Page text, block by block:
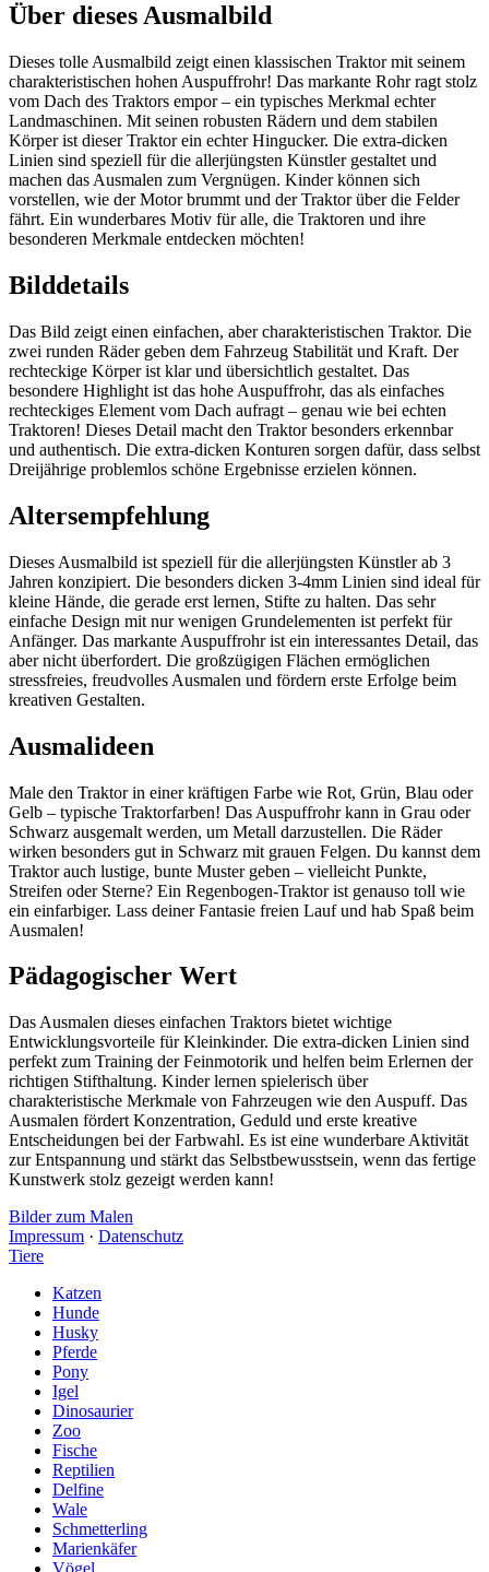
Über dieses Ausmalbild
Dieses tolle Ausmalbild zeigt einen klassischen Traktor mit seinem
charakteristischen hohen Auspuffrohr! Das markante Rohr ragt stolz
vom Dach des Traktors empor – ein typisches Merkmal echter
Landmaschinen. Mit seinen robusten Rädern und dem stabilen
Körper ist dieser Traktor ein echter Hingucker. Die extra-dicken
Linien sind speziell für die allerjüngsten Künstler gestaltet und
machen das Ausmalen zum Vergnügen. Kinder können sich
vorstellen, wie der Motor brummt und der Traktor über die Felder
fährt. Ein wunderbares Motiv für alle, die Traktoren und ihre
besonderen Merkmale entdecken möchten!
Bilddetails
Das Bild zeigt einen einfachen, aber charakteristischen Traktor. Die
zwei runden Räder geben dem Fahrzeug Stabilität und Kraft. Der
rechteckige Körper ist klar und übersichtlich gestaltet. Das
besondere Highlight ist das hohe Auspuffrohr, das als einfaches
rechteckiges Element vom Dach aufragt – genau wie bei echten
Traktoren! Dieses Detail macht den Traktor besonders erkennbar
und authentisch. Die extra-dicken Konturen sorgen dafür, dass selbst
Dreijährige problemlos schöne Ergebnisse erzielen können.
Altersempfehlung
Dieses Ausmalbild ist speziell für die allerjüngsten Künstler ab 3
Jahren konzipiert. Die besonders dicken 3-4mm Linien sind ideal für
kleine Hände, die gerade erst lernen, Stifte zu halten. Das sehr
einfache Design mit nur wenigen Grundelementen ist perfekt für
Anfänger. Das markante Auspuffrohr ist ein interessantes Detail, das
aber nicht überfordert. Die großzügigen Flächen ermöglichen
stressfreies, freudvolles Ausmalen und fördern erste Erfolge beim
kreativen Gestalten.
Ausmalideen
Male den Traktor in einer kräftigen Farbe wie Rot, Grün, Blau oder
Gelb – typische Traktorfarben! Das Auspuffrohr kann in Grau oder
Schwarz ausgemalt werden, um Metall darzustellen. Die Räder
wirken besonders gut in Schwarz mit grauen Felgen. Du kannst dem
Traktor auch lustige, bunte Muster geben – vielleicht Punkte,
Streifen oder Sterne? Ein Regenbogen-Traktor ist genauso toll wie
ein einfarbiger. Lass deiner Fantasie freien Lauf und hab Spaß beim
Ausmalen!
Pädagogischer Wert
Das Ausmalen dieses einfachen Traktors bietet wichtige
Entwicklungsvorteile für Kleinkinder. Die extra-dicken Linien sind
perfekt zum Training der Feinmotorik und helfen beim Erlernen der
richtigen Stifthaltung. Kinder lernen spielerisch über
charakteristische Merkmale von Fahrzeugen wie den Auspuff. Das
Ausmalen fördert Konzentration, Geduld und erste kreative
Entscheidungen bei der Farbwahl. Es ist eine wunderbare Aktivität
zur Entspannung und stärkt das Selbstbewusstsein, wenn das fertige
Kunstwerk stolz gezeigt werden kann!
Bilder zum Malen
Impressum · Datenschutz
Tiere
Katzen
Hunde
Husky
Pferde
Pony
Igel
Dinosaurier
Zoo
Fische
Reptilien
Delfine
Wale
Schmetterling
Marienkäfer